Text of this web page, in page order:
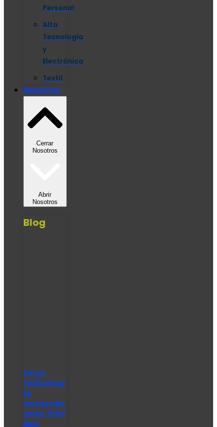
Personal
Alta
Tecnología
y
Electrónica
Textil
Nosotros
Cerrar
Nosotros
Abrir
Nosotros
Blog
Cerca
Technology
es
reconocido
como “Infor
Best